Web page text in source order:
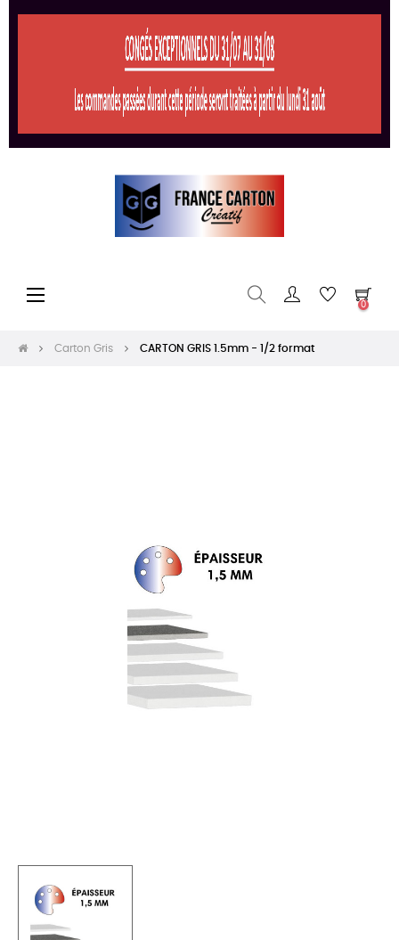
Basculer
☰
0
Carton Gris CARTON GRIS 1.5mm - 1/2 format